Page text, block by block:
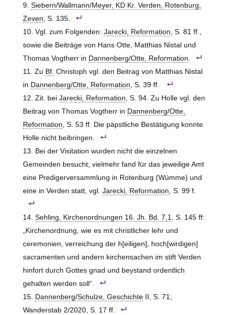
Siebern/Wallmann/Meyer, KD Kr. Verden, Rotenburg,
Zeven, S. 135.
Vgl. zum Folgenden: Jarecki, Reformation, S. 81 ff.,
sowie die Beiträge von Hans Otte, Matthias Nistal und
Thomas Vogtherr in Dannenberg/Otte, Reformation.
Zu Bf. Christoph vgl. den Beitrag von Matthias Nistal
in Dannenberg/Otte, Reformation, S. 39 ff.
Zit. bei Jarecki, Reformation, S. 94. Zu Holle vgl. den
Beitrag von Thomas Vogtherr in Dannenberg/Otte,
Reformation, S. 53 ff. Die päpstliche Bestätigung konnte
Hollenicht beibringen.
Bei der Visitation wurden nicht die einzelnen
Gemeinden besucht; vielmehr fand für das jeweilige Amt
eine Predigerversammlung in Rotenburg (Wümme) und
eine in Verden statt, vgl. Jarecki, Reformation, S. 99 f.
Sehling, Kirchenordnungen 16. Jh. Bd. 7,1, S. 145 ff:
„Kirchenordnung, wie es mit christlicher lehr und
ceremonien, verreichung der h[eiligen], hoch[wirdigen]
sacramenten und andern kirchensachen im stift Verden
hinfort durch Gottes gnad und beystand ordentlich
gehalten werden soll“.
Dannenberg/Schulze, GeschichteII, S. 71;
Wanderstab 2/2020, S. 17 ff.